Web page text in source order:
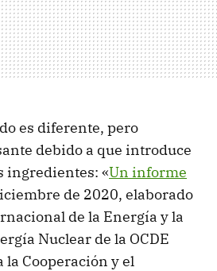
es diferente, pero
debido a que introduce
ingredientes: «Un informe
de 2020, elaborado
de la Energía y la
Nuclear de la OCDE
Cooperación y el